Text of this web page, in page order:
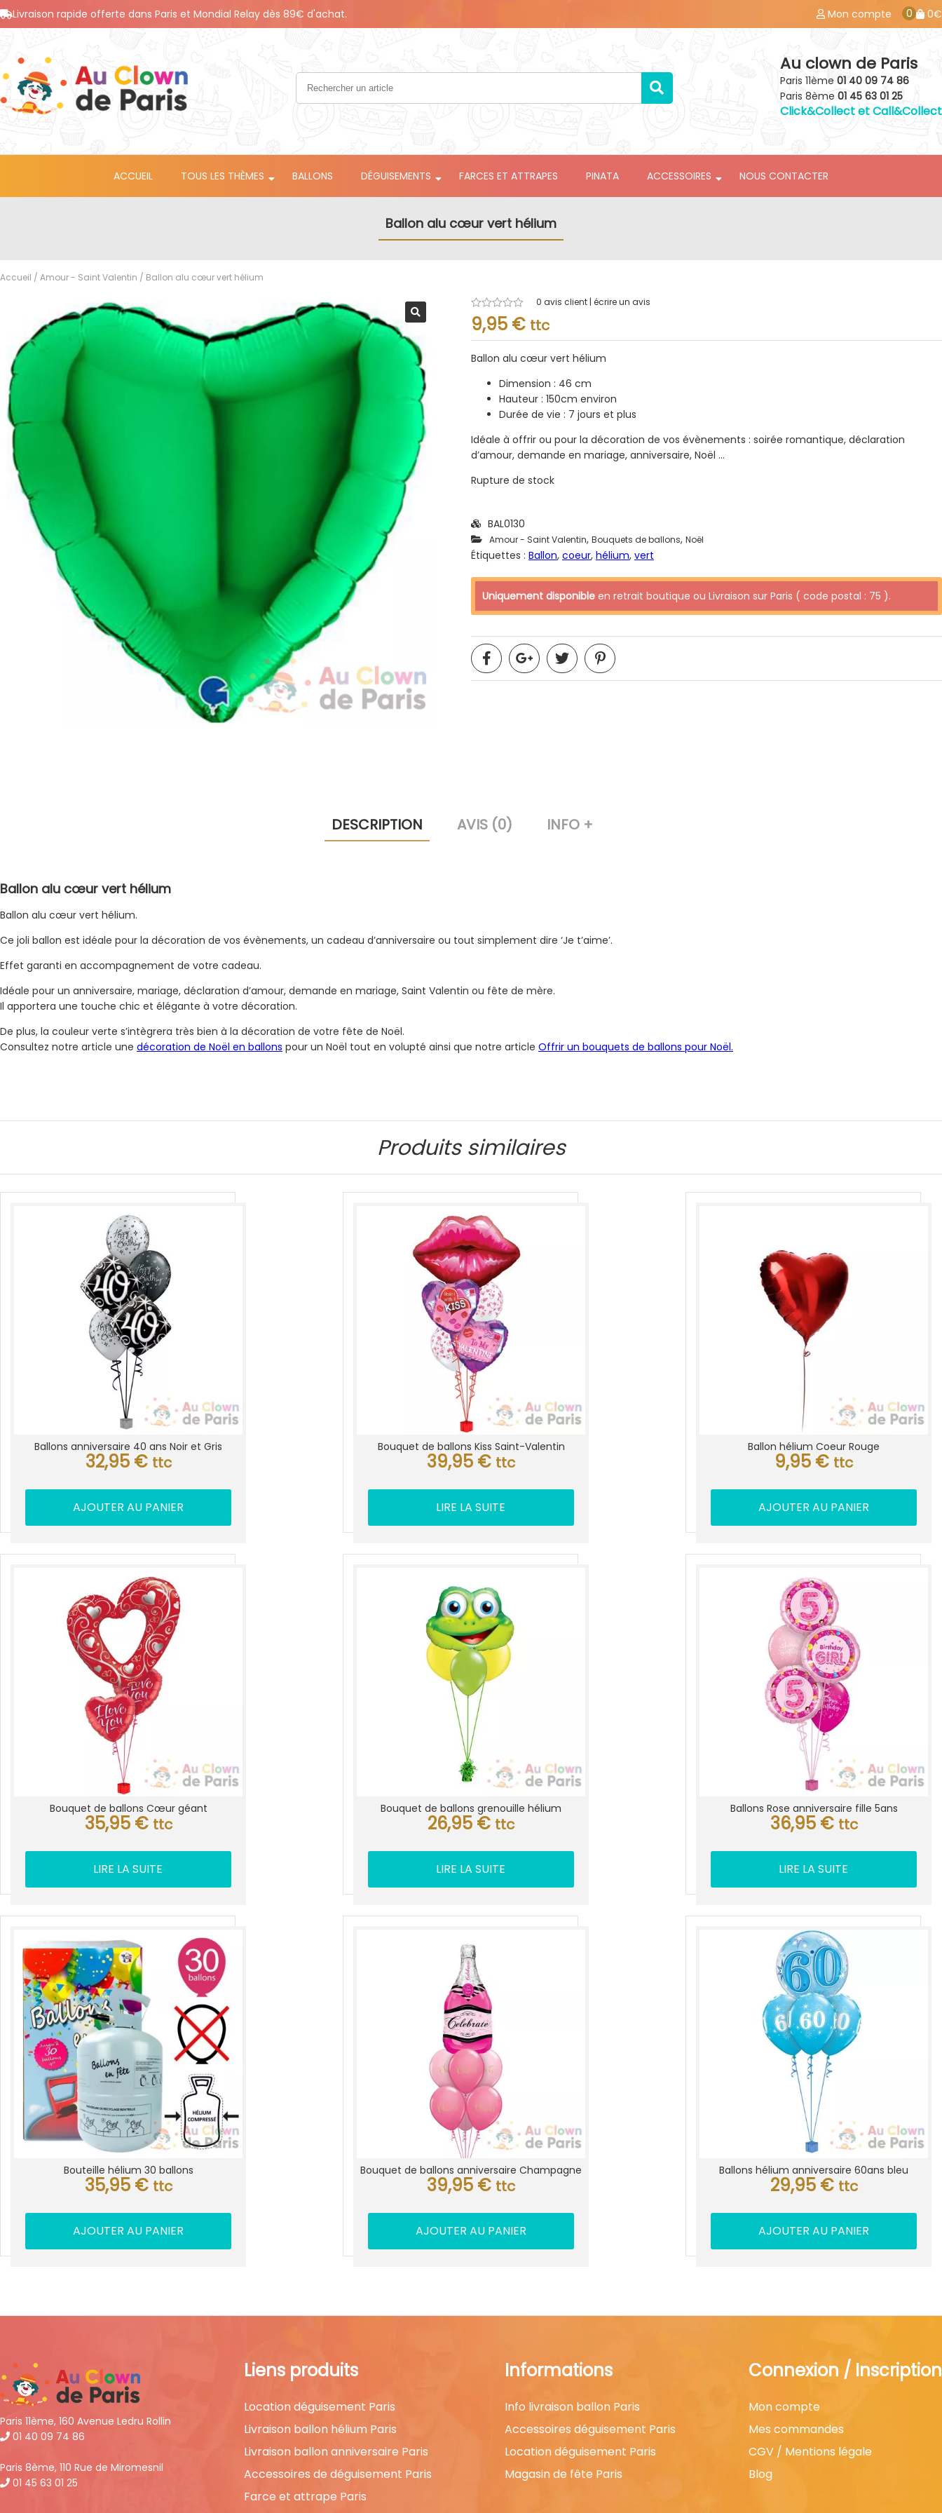
Livraison rapide offerte dans Paris et Mondial Relay dès 89€ d'achat. Mon compte 0 0€
Au clown de Paris
Paris 11ème 01 40 09 74 86
Paris 8ème 01 45 63 01 25
Click&Collect et Call&Collect
ACCUEIL TOUS LES THÈMES BALLONS DÉGUISEMENTS FARCES ET ATTRAPES PINATA ACCESSOIRES NOUS CONTACTER
Ballon alu cœur vert hélium
Accueil / Amour - Saint Valentin / Ballon alu cœur vert hélium
Note
0.001
0 avis client | écrire un avis
9,95 € ttc
Ballon alu cœur vert hélium
Dimension : 46 cm
Hauteur : 150cm environ
Durée de vie : 7 jours et plus
Idéale à offrir ou pour la décoration de vos évènements : soirée romantique, déclaration
d’amour, demande en mariage, anniversaire, Noël …
Rupture de stock
BAL0130
Amour - Saint Valentin, Bouquets de ballons, Noël
Étiquettes : Ballon, coeur, hélium, vert
Uniquement disponible en retrait boutique ou Livraison sur Paris ( code postal : 75 ).
DESCRIPTION AVIS (0) INFO +
Ballon alu cœur vert hélium
Ballon alu cœur vert hélium.
Ce joli ballon est idéale pour la décoration de vos évènements, un cadeau d’anniversaire ou tout simplement dire ‘Je t’aime’.
Effet garanti en accompagnement de votre cadeau.
Idéale pour un anniversaire, mariage, déclaration d’amour, demande en mariage, Saint Valentin ou fête de mère.
Il apportera une touche chic et élégante à votre décoration.
De plus, la couleur verte s’intègrera très bien à la décoration de votre fête de Noël.
Consultez notre article une décoration de Noël en ballons pour un Noël tout en volupté ainsi que notre article Offrir un bouquets de ballons pour Noël.
Produits similaires
Ballons anniversaire 40 ans Noir et Gris
32,95 € ttc
AJOUTER AU PANIER
Bouquet de ballons Kiss Saint-Valentin
39,95 € ttc
LIRE LA SUITE
Ballon hélium Coeur Rouge
9,95 € ttc
AJOUTER AU PANIER
Bouquet de ballons Cœur géant
35,95 € ttc
LIRE LA SUITE
Bouquet de ballons grenouille hélium
26,95 € ttc
LIRE LA SUITE
Ballons Rose anniversaire fille 5ans
36,95 € ttc
LIRE LA SUITE
Bouteille hélium 30 ballons
35,95 € ttc
AJOUTER AU PANIER
Bouquet de ballons anniversaire Champagne
39,95 € ttc
AJOUTER AU PANIER
Ballons hélium anniversaire 60ans bleu
29,95 € ttc
AJOUTER AU PANIER
Paris 11ème, 160 Avenue Ledru Rollin
01 40 09 74 86
Paris 8ème, 110 Rue de Miromesnil
01 45 63 01 25
Liens produits
Location déguisement Paris
Livraison ballon hélium Paris
Livraison ballon anniversaire Paris
Accessoires de déguisement Paris
Farce et attrape Paris
Informations
Info livraison ballon Paris
Accessoires déguisement Paris
Location déguisement Paris
Magasin de fête Paris
Connexion / Inscription
Mon compte
Mes commandes
CGV / Mentions légale
Blog